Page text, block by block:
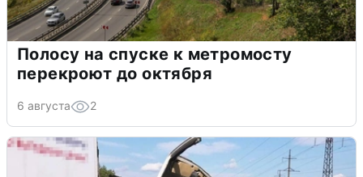
Полосу на спуске к метромосту
перекроют до октября
6 августа 2